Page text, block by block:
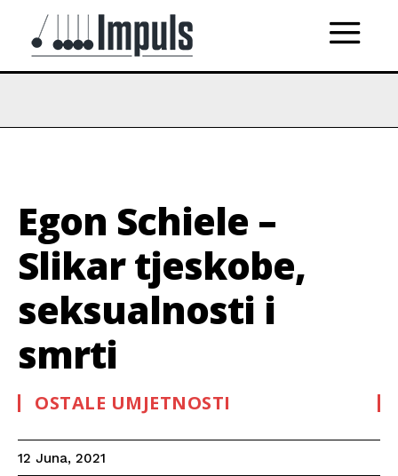
Egon Schiele –
Slikar tjeskobe,
seksualnosti i
smrti
OSTALE UMJETNOSTI
12 Juna, 2021